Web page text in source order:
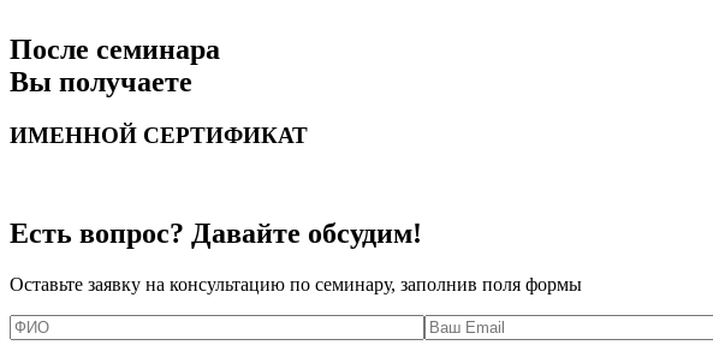
После семинара
Вы получаете
ИМЕННОЙ СЕРТИФИКАТ
Есть вопрос? Давайте обсудим!
Оставьте заявку на консультацию по семинару, заполнив поля формы